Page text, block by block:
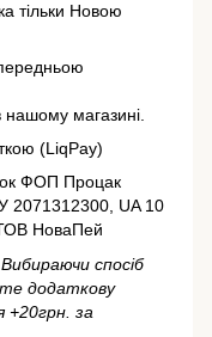
тільки Новою
нашому магазині.
(LiqPay)
ФОП Процак
2071312300, UA 10
НоваПей
Вибираючи спосіб
додаткову
+20грн. за